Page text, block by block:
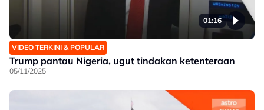
01:16
VIDEO TERKINI & POPULAR
Trump pantau Nigeria, ugut tindakan ketenteraan
05/11/2025